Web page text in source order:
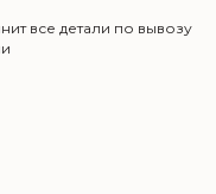
все детали по вывозу